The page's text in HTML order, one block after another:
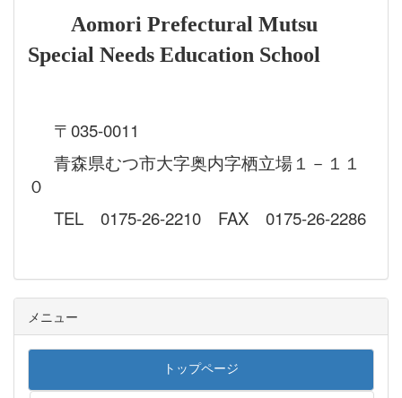
Aomori Prefectural Mutsu
Special Needs Education School
〒035-0011
青森県むつ市大字奥内字栖立場１－１１
０
TEL 0175-26-2210 FAX 0175-26-2286
メニュー
トップページ